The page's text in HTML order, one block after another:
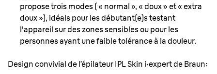
propose trois modes ( « normal », « doux » et « extra
doux »), idéals pour les débutant(e)s testant
l'appareil sur des zones sensibles ou pour les
personnes ayant une faible tolérance à la douleur.
Design convivial de l’épilateur IPL Skin i·expert de Braun: